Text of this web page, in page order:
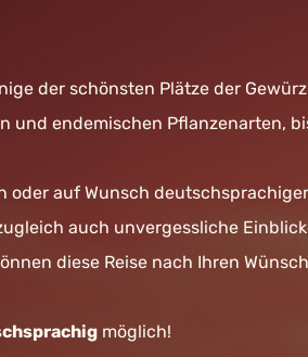
der schönsten Plätze der
und endemischen Pflanzenarten,
auf Wunsch
auch unvergessliche
diese Reise nach Ihren
möglich!